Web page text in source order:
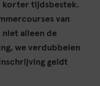
korter tijdsbestek.
van
alleen de
we verdubbelen
geldt